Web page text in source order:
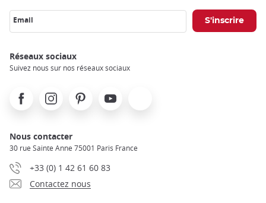
Email
Réseaux sociaux
Suivez nous sur nos réseaux sociaux
FacebookInstagramPinterest Youtube
Nous contacter
30 rue Sainte Anne 75001 Paris France
+33 (0) 1 42 61 60 83
Contactez nous